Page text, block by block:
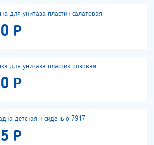
для унитаза пластик салатовая
Р
для унитаза пластик розовая
Р
детская к сиденью 7917
Р